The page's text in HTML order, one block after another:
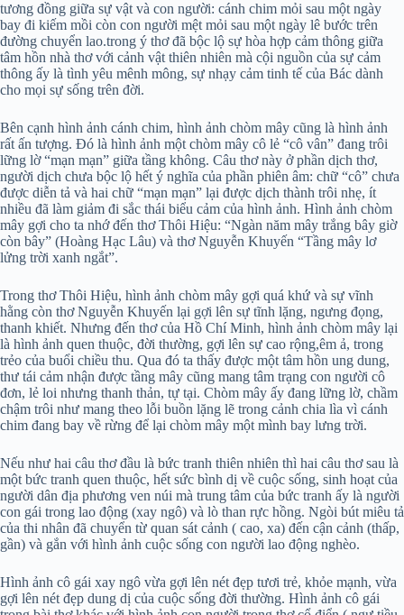
tương đồng giữa sự vật và con người: cánh chim mỏi sau một ngày
bay đi kiếm mồi còn con người mệt mỏi sau một ngày lê bước trên
đường chuyển lao.trong ý thơ đã bộc lộ sự hòa hợp cảm thông giữa
tâm hồn nhà thơ với cảnh vật thiên nhiên mà cội nguồn của sự cảm
thông ấy là tình yêu mênh mông, sự nhạy cảm tinh tế của Bác dành
cho mọi sự sống trên đời.
Bên cạnh hình ảnh cánh chim, hình ảnh chòm mây cũng là hình ảnh
rất ấn tượng. Đó là hình ảnh một chòm mây cô lẻ “cô vân” đang trôi
lững lờ “mạn mạn” giữa tầng không. Câu thơ này ở phần dịch thơ,
người dịch chưa bộc lộ hết ý nghĩa của phần phiên âm: chữ “cô” chưa
được diễn tả và hai chữ “mạn mạn” lại được dịch thành trôi nhẹ, ít
nhiều đã làm giảm đi sắc thái biểu cảm của hình ảnh. Hình ảnh chòm
mây gợi cho ta nhớ đến thơ Thôi Hiệu: “Ngàn năm mây trắng bây giờ
còn bây” (Hoàng Hạc Lâu) và thơ Nguyễn Khuyến “Tầng mây lơ
lửng trời xanh ngắt”.
Trong thơ Thôi Hiệu, hình ảnh chòm mây gợi quá khứ và sự vĩnh
hằng còn thơ Nguyễn Khuyến lại gợi lên sự tĩnh lặng, ngưng đọng,
thanh khiết. Nhưng đến thơ của Hồ Chí Minh, hình ảnh chòm mây lại
là hình ảnh quen thuộc, đời thường, gợi lên sự cao rộng,êm ả, trong
trẻo của buổi chiều thu. Qua đó ta thấy được một tâm hồn ung dung,
thư tái cảm nhận được tầng mây cũng mang tâm trạng con người cô
đơn, lẻ loi nhưng thanh thản, tự tại. Chòm mây ấy đang lững lờ, chầm
chậm trôi như mang theo lỗi buồn lặng lẽ trong cảnh chia lìa vì cánh
chim đang bay về rừng để lại chòm mây một mình bay lưng trời.
Nếu như hai câu thơ đầu là bức tranh thiên nhiên thì hai câu thơ sau là
một bức tranh quen thuộc, hết sức bình dị về cuộc sống, sinh hoạt của
người dân địa phương ven núi mà trung tâm của bức tranh ấy là người
con gái trong lao động (xay ngô) và lò than rực hồng. Ngòi bút miêu tả
của thi nhân đã chuyển từ quan sát cảnh ( cao, xa) đến cận cảnh (thấp,
gần) và gắn với hình ảnh cuộc sống con người lao động nghèo.
Hình ảnh cô gái xay ngô vừa gợi lên nét đẹp tươi trẻ, khỏe mạnh, vừa
gợi lên nét đẹp dung dị của cuộc sống đời thường. Hình ảnh cô gái